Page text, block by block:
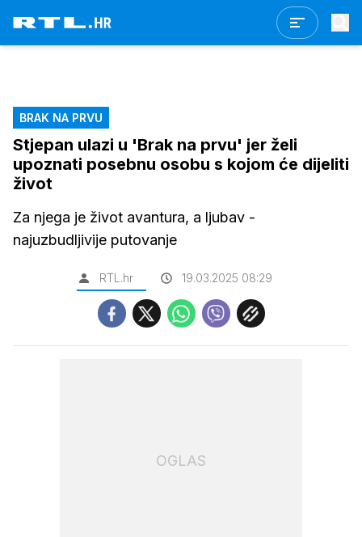
BRAK NA PRVU
Stjepan ulazi u 'Brak na prvu' jer želi
upoznati posebnu osobu s kojom će dijeliti
život
Za njega je život avantura, a ljubav -
najuzbudljivije putovanje
RTL.hr 19.03.2025 08:29
OGLAS